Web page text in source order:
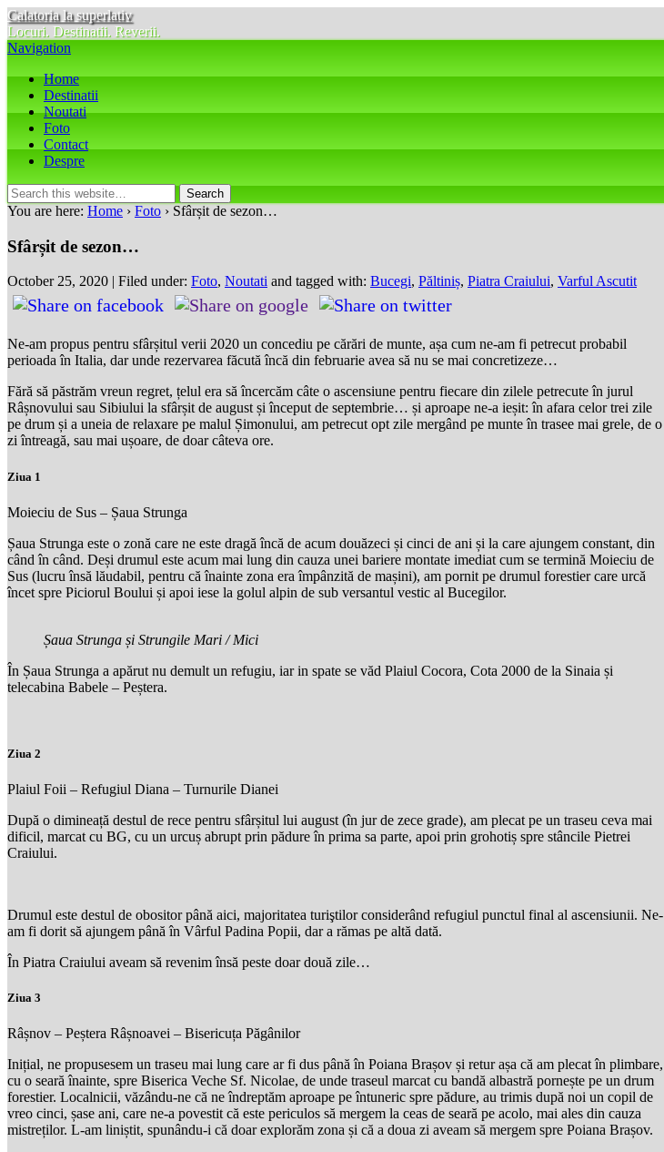
Calatoria la superlativ
Locuri. Destinatii. Reverii.
Navigation
Home
Destinatii
Noutati
Foto
Contact
Despre
You are here: Home › Foto › Sfârșit de sezon…
Sfârșit de sezon…
October 25, 2020 | Filed under: Foto, Noutati and tagged with: Bucegi, Păltiniș, Piatra Craiului, Varful Ascutit
Ne-am propus pentru sfârșitul verii 2020 un concediu pe cărări de munte, așa cum ne-am fi petrecut probabil
perioada în Italia, dar unde rezervarea făcută încă din februarie avea să nu se mai concretizeze…
Fără să păstrăm vreun regret, țelul era să încercăm câte o ascensiune pentru fiecare din zilele petrecute în jurul
Râșnovului sau Sibiului la sfârșit de august și început de septembrie… și aproape ne-a ieșit: în afara celor trei zile
pe drum și a uneia de relaxare pe malul Șimonului, am petrecut opt zile mergând pe munte în trasee mai grele, de o
zi întreagă, sau mai ușoare, de doar câteva ore.
Ziua 1
Moieciu de Sus – Șaua Strunga
Șaua Strunga este o zonă care ne este dragă încă de acum douăzeci și cinci de ani și la care ajungem constant, din
când în când. Deși drumul este acum mai lung din cauza unei bariere montate imediat cum se termină Moieciu de
Sus (lucru însă lăudabil, pentru că înainte zona era împânzită de mașini), am pornit pe drumul forestier care urcă
încet spre Piciorul Boului și apoi iese la golul alpin de sub versantul vestic al Bucegilor.
Șaua Strunga și Strungile Mari / Mici
În Șaua Strunga a apărut nu demult un refugiu, iar in spate se văd Plaiul Cocora, Cota 2000 de la Sinaia și
telecabina Babele – Peștera.
Ziua 2
Plaiul Foii – Refugiul Diana – Turnurile Dianei
După o dimineață destul de rece pentru sfârșitul lui august (în jur de zece grade), am plecat pe un traseu ceva mai
dificil, marcat cu BG, cu un urcuș abrupt prin pădure în prima sa parte, apoi prin grohotiș spre stâncile Pietrei
Craiului.
Drumul este destul de obositor până aici, majoritatea turiştilor considerând refugiul punctul final al ascensiunii. Ne-
am fi dorit să ajungem până în Vârful Padina Popii, dar a rămas pe altă dată.
În Piatra Craiului aveam să revenim însă peste doar două zile…
Ziua 3
Râșnov – Peștera Râșnoavei – Bisericuța Păgânilor
Inițial, ne propusesem un traseu mai lung care ar fi dus până în Poiana Brașov și retur așa că am plecat în plimbare,
cu o seară înainte, spre Biserica Veche Sf. Nicolae, de unde traseul marcat cu bandă albastră pornește pe un drum
forestier. Localnicii, văzându-ne că ne îndreptăm aproape pe întuneric spre pădure, au trimis după noi un copil de
vreo cinci, șase ani, care ne-a povestit că este periculos să mergem la ceas de seară pe acolo, mai ales din cauza
mistreților. L-am liniștit, spunându-i că doar explorăm zona și că a doua zi aveam să mergem spre Poiana Brașov.